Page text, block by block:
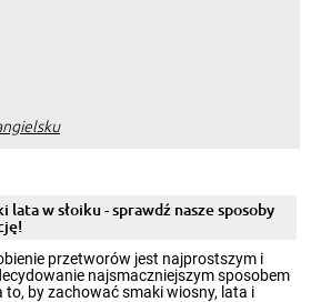
lata w słoiku - sprawdź nasze sposoby
przetworów jest najprostszym i
najsmaczniejszym sposobem
to, by zachować smaki wiosny, lata i